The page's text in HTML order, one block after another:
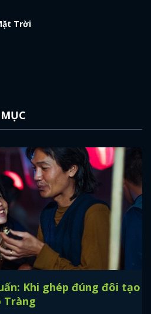
Trời
Khi ghép đúng đôi tạo
Tràng